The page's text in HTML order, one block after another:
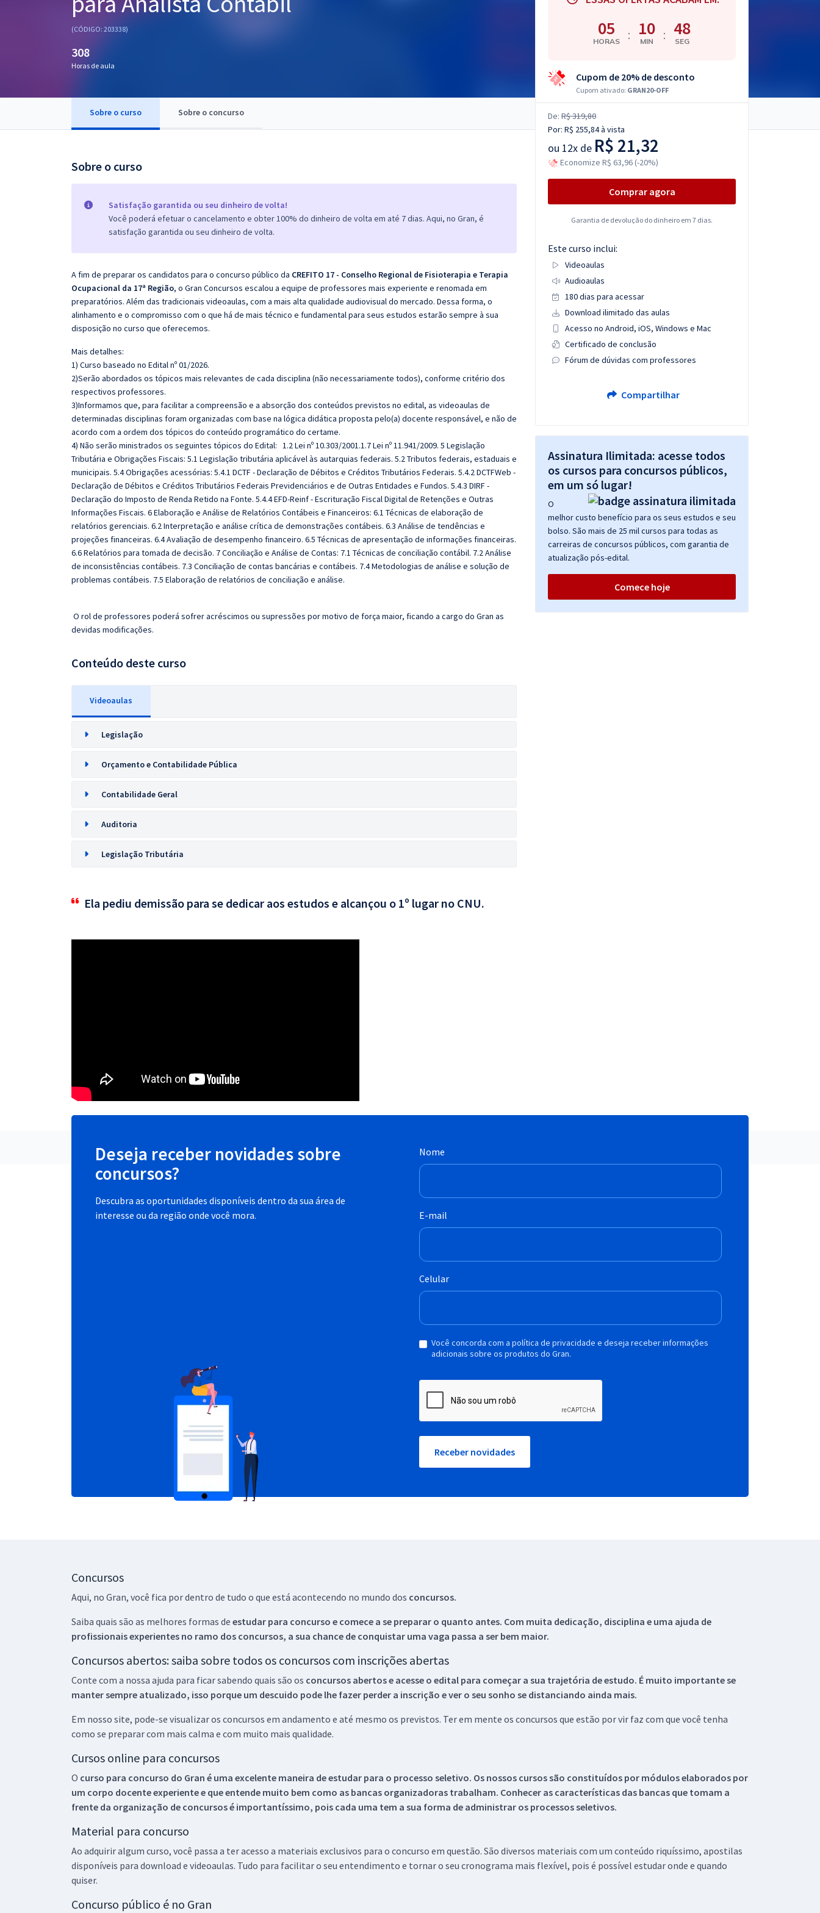
Questões grátis
(CÓDIGO: 203338)
308
Horas de aula
Sobre o curso Sobre o concurso
Sobre o curso
Satisfação garantida ou seu dinheiro de volta!
Você poderá efetuar o cancelamento e obter 100% do dinheiro de volta em até 7 dias. Aqui, no Gran, é
satisfação garantida ou seu dinheiro de volta.
A fim de preparar os candidatos para o concurso público da CREFITO 17 - Conselho Regional de Fisioterapia e Terapia
Ocupacional da 17ª Região, o Gran Concursos escalou a equipe de professores mais experiente e renomada em
preparatórios. Além das tradicionais videoaulas, com a mais alta qualidade audiovisual do mercado. Dessa forma, o
alinhamento e o compromisso com o que há de mais técnico e fundamental para seus estudos estarão sempre à sua
disposição no curso que oferecemos.
Mais detalhes:
1) Curso baseado no Edital nº 01/2026.
2)Serão abordados os tópicos mais relevantes de cada disciplina (não necessariamente todos), conforme critério dos
respectivos professores.
3)Informamos que, para facilitar a compreensão e a absorção dos conteúdos previstos no edital, as videoaulas de
determinadas disciplinas foram organizadas com base na lógica didática proposta pelo(a) docente responsável, e não de
acordo com a ordem dos tópicos do conteúdo programático do certame.
4) Não serão ministrados os seguintes tópicos do Edital: 1.2 Lei nº 10.303/2001.1.7 Lei nº 11.941/2009. 5 Legislação
Tributária e Obrigações Fiscais: 5.1 Legislação tributária aplicável às autarquias federais. 5.2 Tributos federais, estaduais e
municipais. 5.4 Obrigações acessórias: 5.4.1 DCTF - Declaração de Débitos e Créditos Tributários Federais. 5.4.2 DCTFWeb -
Declaração de Débitos e Créditos Tributários Federais Previdenciários e de Outras Entidades e Fundos. 5.4.3 DIRF -
Declaração do Imposto de Renda Retido na Fonte. 5.4.4 EFD-Reinf - Escrituração Fiscal Digital de Retenções e Outras
Informações Fiscais. 6 Elaboração e Análise de Relatórios Contábeis e Financeiros: 6.1 Técnicas de elaboração de
relatórios gerenciais. 6.2 Interpretação e análise crítica de demonstrações contábeis. 6.3 Análise de tendências e
projeções financeiras. 6.4 Avaliação de desempenho financeiro. 6.5 Técnicas de apresentação de informações financeiras.
6.6 Relatórios para tomada de decisão. 7 Conciliação e Análise de Contas: 7.1 Técnicas de conciliação contábil. 7.2 Análise
de inconsistências contábeis. 7.3 Conciliação de contas bancárias e contábeis. 7.4 Metodologias de análise e solução de
problemas contábeis. 7.5 Elaboração de relatórios de conciliação e análise.
O rol de professores poderá sofrer acréscimos ou supressões por motivo de força maior, ficando a cargo do Gran as
devidas modificações.
Conteúdo deste curso
Videoaulas
Legislação
Orçamento e Contabilidade Pública
Contabilidade Geral
Auditoria
Legislação Tributária
Ela pediu demissão para se dedicar aos estudos e alcançou o 1º lugar no CNU.
05
HORAS : 10
MIN : 47
SEG
Cupom de 20% de desconto
Cupom ativado: GRAN20-OFF
De: R$ 319,80
Por: R$ 255,84à vista
ou 12x de R$ 21,32
Economize R$ 63,96 (-20%)
Comprar agora
Garantia de devolução do dinheiro em 7 dias.
Este curso inclui:
Videoaulas
Audioaulas
180 dias para acessar
Download ilimitado das aulas
Acesso no Android, iOS, Windows e Mac
Certificado de conclusão
Fórum de dúvidas com professores
Compartilhar
Assinatura Ilimitada: acesse todos
os cursos para concursos públicos,
em um só lugar!
O
melhor custo benefício para os seus estudos e seu
bolso. São mais de 25 mil cursos para todas as
carreiras de concursos públicos, com garantia de
atualização pós-edital.
Comece hoje
Deseja receber novidades sobre
concursos?
Descubra as oportunidades disponíveis dentro da sua área de
interesse ou da região onde você mora.
Nome
E-mail
Celular
Você concorda com a política de privacidade e deseja receber informações
adicionais sobre os produtos do Gran.
Receber novidades
Concursos
Aqui, no Gran, você fica por dentro de tudo o que está acontecendo no mundo dos concursos.
Saiba quais são as melhores formas de estudar para concurso e comece a se preparar o quanto antes. Com muita dedicação, disciplina e uma ajuda de
profissionais experientes no ramo dos concursos, a sua chance de conquistar uma vaga passa a ser bem maior.
Concursos abertos: saiba sobre todos os concursos com inscrições abertas
Conte com a nossa ajuda para ficar sabendo quais são os concursos abertos e acesse o edital para começar a sua trajetória de estudo. É muito importante se
manter sempre atualizado, isso porque um descuido pode lhe fazer perder a inscrição e ver o seu sonho se distanciando ainda mais.
Em nosso site, pode-se visualizar os concursos em andamento e até mesmo os previstos. Ter em mente os concursos que estão por vir faz com que você tenha
como se preparar com mais calma e com muito mais qualidade.
Cursos online para concursos
O curso para concurso do Gran é uma excelente maneira de estudar para o processo seletivo. Os nossos cursos são constituídos por módulos elaborados por
um corpo docente experiente e que entende muito bem como as bancas organizadoras trabalham. Conhecer as características das bancas que tomam a
frente da organização de concursos é importantíssimo, pois cada uma tem a sua forma de administrar os processos seletivos.
Material para concurso
Ao adquirir algum curso, você passa a ter acesso a materiais exclusivos para o concurso em questão. São diversos materiais com um conteúdo riquíssimo, apostilas
disponíveis para download e videoaulas. Tudo para facilitar o seu entendimento e tornar o seu cronograma mais flexível, pois é possível estudar onde e quando
quiser.
Concurso público é no Gran